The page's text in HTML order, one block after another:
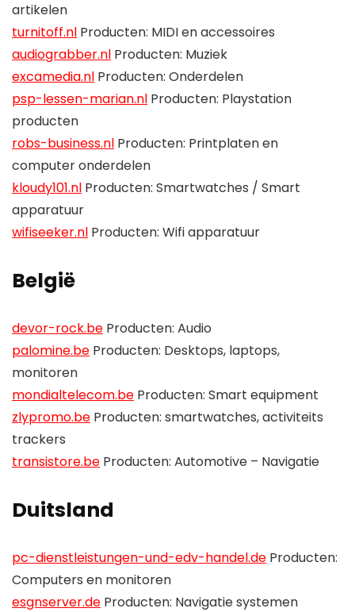
artikelen
turnitoff.nl Producten: MIDI en accessoires
audiograbber.nl Producten: Muziek
excamedia.nl Producten: Onderdelen
psp-lessen-marian.nl Producten: Playstation
producten
robs-business.nl Producten: Printplaten en
computer onderdelen
kloudy101.nl Producten: Smartwatches / Smart
apparatuur
wifiseeker.nl Producten: Wifi apparatuur
België
devor-rock.be Producten: Audio
palomine.be Producten: Desktops, laptops,
monitoren
mondialtelecom.be Producten: Smart equipment
zlypromo.be Producten: smartwatches, activiteits
trackers
transistore.be Producten: Automotive – Navigatie
Duitsland
pc-dienstleistungen-und-edv-handel.de Producten:
Computers en monitoren
esgnserver.de Producten: Navigatie systemen